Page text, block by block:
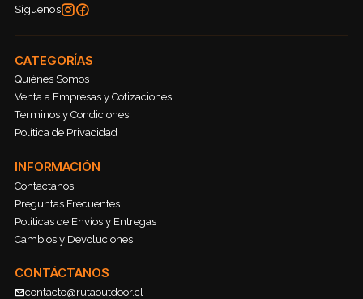
Síguenos
CATEGORÍAS
Quiénes Somos
Venta a Empresas y Cotizaciones
Terminos y Condiciones
Política de Privacidad
INFORMACIÓN
Contactanos
Preguntas Frecuentes
Políticas de Envíos y Entregas
Cambios y Devoluciones
CONTÁCTANOS
contacto@rutaoutdoor.cl